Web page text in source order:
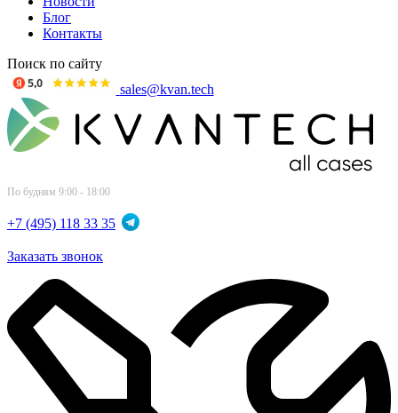
Блог
Контакты
Поиск по сайту
sales@kvan.tech
По будням 9:00 - 18:00
+7 (495) 118 33 35
Заказать звонок